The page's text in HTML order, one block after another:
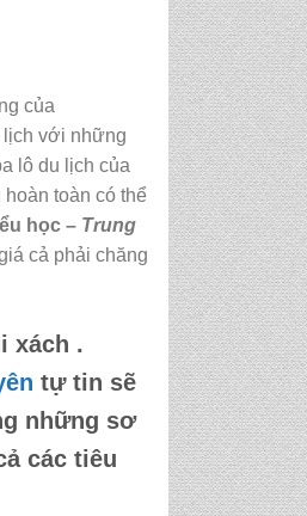
của
lịch với những
lô du lịch của
toàn có thể
học– Trung
cả phải chăng
xách .
tự tin sẽ
những sơ
các tiêu